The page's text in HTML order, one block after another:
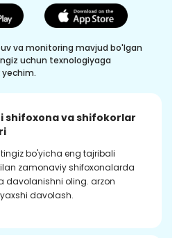
va monitoring mavjud bo'lgan
uchun texnologiyaga
shifoxona va shifokorlar
bo'yicha eng tajribali
zamonaviy shifoxonalarda
davolanishni oling. arzon
davolash.